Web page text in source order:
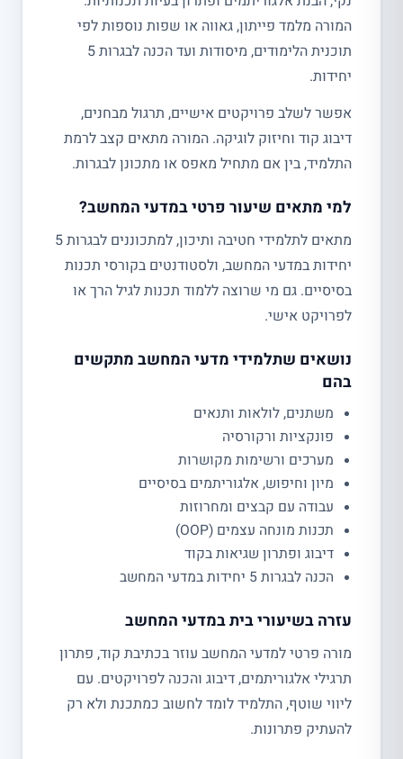
המורה מלמד פייתון, גאווה או שפות נוספות לפי
תוכנית הלימודים, מיסודות ועד הכנה לבגרות 5
יחידות.
אפשר לשלב פרויקטים אישיים, תרגול מבחנים,
דיבוג קוד וחיזוק לוגיקה. המורה מתאים קצב לרמת
התלמיד, בין אם מתחיל מאפס או מתכונן לבגרות.
למי מתאים שיעור פרטי במדעי המחשב?
מתאים לתלמידי חטיבה ותיכון, למתכוננים לבגרות 5
יחידות במדעי המחשב, ולסטודנטים בקורסי תכנות
בסיסיים. גם מי שרוצה ללמוד תכנות לגיל הרך או
לפרויקט אישי.
נושאים שתלמידי מדעי המחשב מתקשים
בהם
משתנים, לולאות ותנאים
פונקציות ורקורסיה
מערכים ורשימות מקושרות
מיון וחיפוש, אלגוריתמים בסיסיים
עבודה עם קבצים ומחרוזות
תכנות מונחה עצמים (OOP)
דיבוג ופתרון שגיאות בקוד
הכנה לבגרות 5 יחידות במדעי המחשב
עזרה בשיעורי בית במדעי המחשב
מורה פרטי למדעי המחשב עוזר בכתיבת קוד, פתרון
תרגילי אלגוריתמים, דיבוג והכנה לפרויקטים. עם
ליווי שוטף, התלמיד לומד לחשוב כמתכנת ולא רק
להעתיק פתרונות.